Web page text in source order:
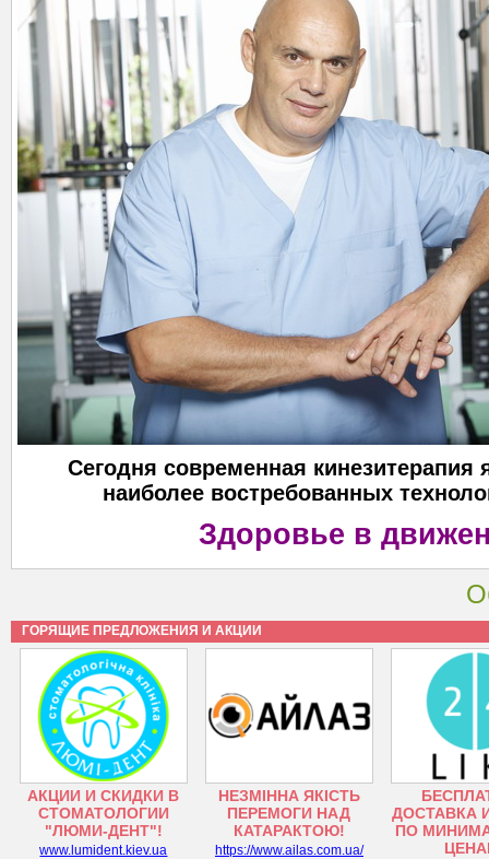
Сегодня современная кинезитерапия
наиболее востребованных
Здоровье в
ГОРЯЩИЕ ПРЕДЛОЖЕНИЯ И АКЦИИ
АКЦИИ И СКИДКИ В
СТОМАТОЛОГИИ
"ЛЮМИ-ДЕНТ"!
www.lumident.kiev.ua
НЕЗМІННА ЯКІСТЬ
ПЕРЕМОГИ НАД
КАТАРАКТОЮ!
https://www.ailas.com.ua/
ДОСТАВКА
ПО